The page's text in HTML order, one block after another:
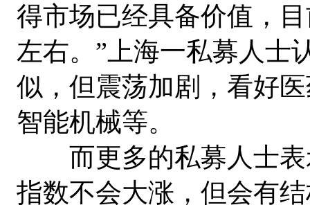
得市场已经具备价值，
左右。”上海一私募人士
似，但震荡加剧，看好
智能机械等。
而更多的私募人士表
指数不会大涨，但会有